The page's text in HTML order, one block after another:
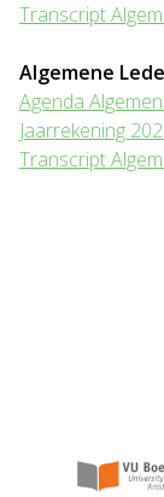
Transcript
Algemene
Agenda
Jaarrekening
Transcript